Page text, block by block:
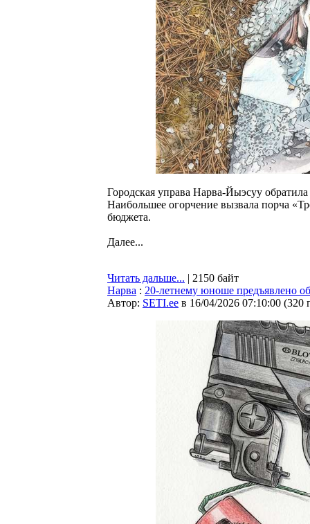
Городская управа Нарва-Йыэсуу
Наибольшее огорчение вызвала порча
бюджета.
Далее...
Читать дальше... | 2150 байт
Нарва : 20-летнему юноше предъявлено
Автор: SETI.ee в 16/04/2026 07:10:00 (320